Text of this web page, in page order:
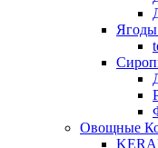
Ягоды
Овощные